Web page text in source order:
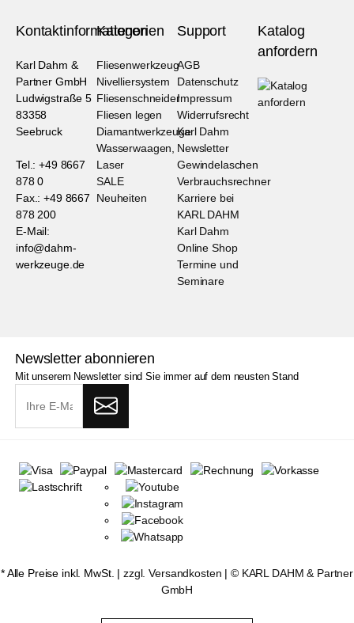
Kontaktinformationen
Karl Dahm &
Partner GmbH
Ludwigstraße 5
83358
Seebruck
Tel.: +49 8667
878 0
Fax.: +49 8667
878 200
E-Mail:
info@dahm-
werkzeuge.de
Kategorien
Fliesenwerkzeug
Nivelliersystem
Fliesenschneider
Fliesen legen
Diamantwerkzeuge
Wasserwaagen,
Laser
SALE
Neuheiten
Support
AGB
Datenschutz
Impressum
Widerrufsrecht
Karl Dahm
Newsletter
Gewindelaschen
Verbrauchsrechner
Karriere bei
KARL DAHM
Karl Dahm
Online Shop
Termine und
Seminare
Katalog
anfordern
Newsletter abonnieren
Mit unserem Newsletter sind Sie immer auf dem neusten Stand
* Alle Preise inkl. MwSt. |zzgl. Versandkosten | © KARL DAHM & Partner
GmbH